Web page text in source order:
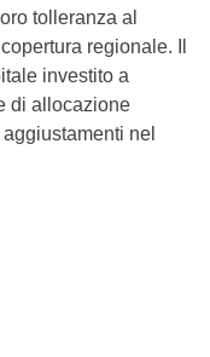
tolleranza al
regionale. Il
investito a
di allocazione
nel